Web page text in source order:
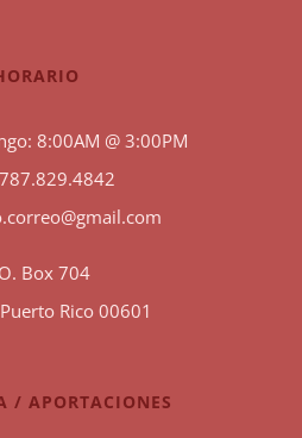
8:00AM @ 3:00PM
Box 704
Rico 00601
/ APORTACIONES